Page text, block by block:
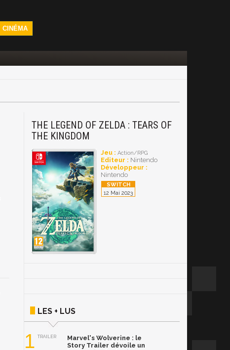
CINÉMA
THE LEGEND OF ZELDA : TEARS OF
THE KINGDOM
Jeu : Action/RPG
Editeur : Nintendo
Développeur :
Nintendo
12 Mai 2023
LES + LUS
1 TRAILER
Marvel's Wolverine : le
Story Trailer dévoile un